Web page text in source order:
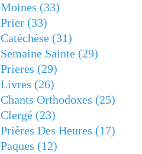
Moines (33)
Prier (33)
Catéchèse (31)
Semaine Sainte (29)
Prieres (29)
Livres (26)
Chants Orthodoxes (25)
Clergé (23)
Prières Des Heures (17)
Paques (12)